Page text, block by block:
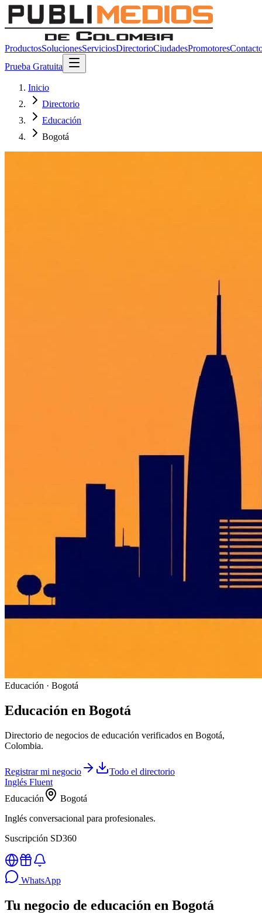
ProductosSolucionesServiciosDirectorioCiudadesPromotores
Prueba Gratuita
Inicio
Directorio
Educación
Bogotá
Educación · Bogotá
Educación en Bogotá
Directorio de negocios de educación verificados en Bogotá,
Colombia.
Registrar mi negocio
Todo el directorio
Inglés Fluent
Educación
Bogotá
Inglés conversacional para profesionales.
Suscripción SD360
WhatsApp
Tu negocio de educación en Bogotá